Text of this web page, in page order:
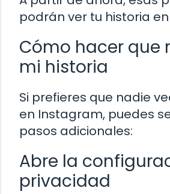
podrán ver tu historia
Cómo hacer que
mi historia
Si prefieres que nadie
en Instagram, puedes
pasos adicionales:
Abre la
privacidad